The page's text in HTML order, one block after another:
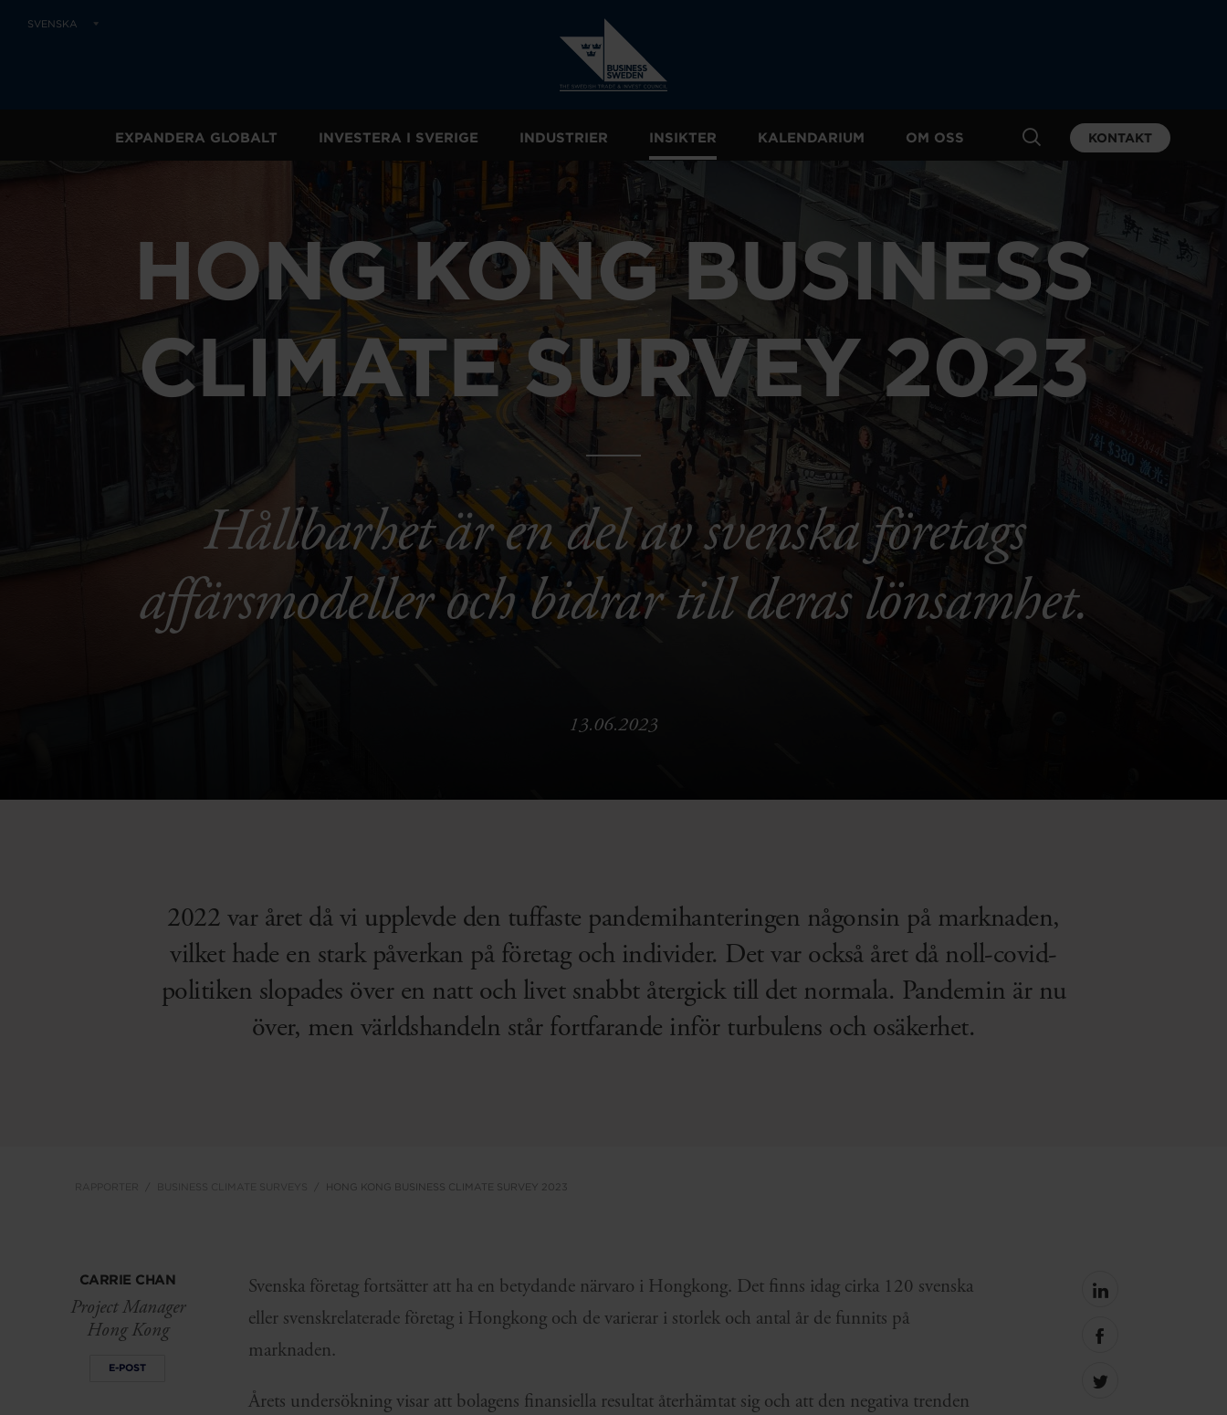
SVENSKA
EXPANDERA GLOBALT INVESTERA I SVERIGE INDUSTRIER INSIKTER KALENDARIUM OM OSS KONTAKT
HONG KONG BUSINESS
CLIMATE SURVEY 2023
Hållbarhet är en del av svenska företags
affärsmodeller och bidrar till deras lönsamhet.
13.06.2023
2022 var året då vi upplevde den tuffaste pandemihanteringen någonsin på marknaden,
vilket hade en stark påverkan på företag och individer. Det var också året då noll-covid-
politiken slopades över en natt och livet snabbt återgick till det normala. Pandemin är nu
över, men världshandeln står fortfarande inför turbulens och osäkerhet.
HONG KONG BUSINESS CLIMATE SURVEY 2023
CARRIE CHAN
Project Manager
Hong Kong
E-POST
Svenska företag fortsätter att ha en betydande närvaro i Hongkong. Det finns idag cirka 120 svenska
eller svenskrelaterade företag i Hongkong och de varierar i storlek och antal år de funnits på
marknaden.
Årets undersökning visar att bolagens finansiella resultat återhämtat sig och att den negativa trenden
Share
linkedin
Share
facebook
Share